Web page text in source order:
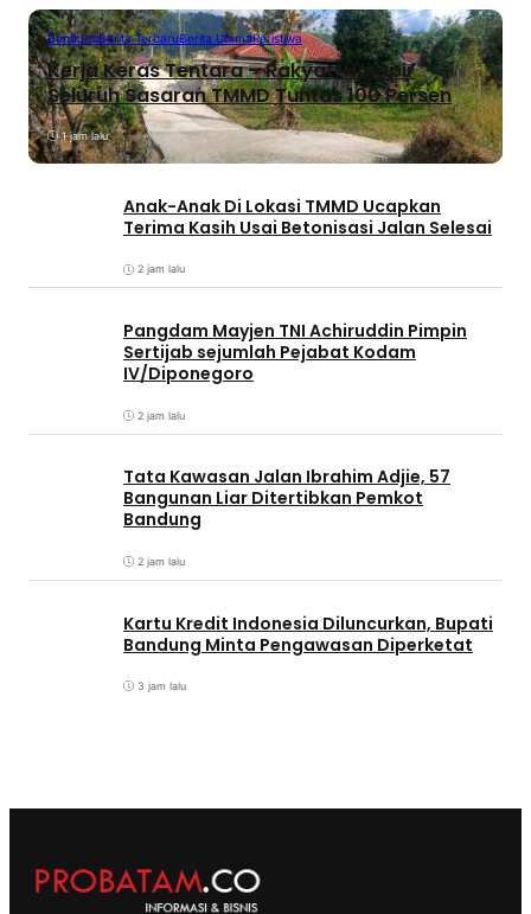
BandungBerita TerbaruBerita UtamaPeristiwa
Kerja Keras Tentara – Rakyat, Hampir
Seluruh Sasaran TMMD Tuntas 100 Persen
1 jam lalu
Anak-Anak Di Lokasi TMMD Ucapkan
Terima Kasih Usai Betonisasi Jalan Selesai
2 jam lalu
Pangdam Mayjen TNI Achiruddin Pimpin
Sertijab sejumlah Pejabat Kodam
IV/Diponegoro
2 jam lalu
Tata Kawasan Jalan Ibrahim Adjie, 57
Bangunan Liar Ditertibkan Pemkot
Bandung
2 jam lalu
Kartu Kredit Indonesia Diluncurkan, Bupati
Bandung Minta Pengawasan Diperketat
3 jam lalu